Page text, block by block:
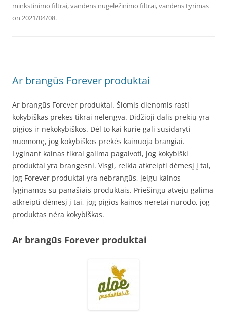
minkstinimo filtrai,vandens nugeležinimo filtrai,vandens tyrimas
on 2021/04/08.
Ar brangūs Forever produktai
Ar brangūs Forever produktai. Šiomis dienomis rasti
kokybiškas prekes tikrai nelengva. Didžioji dalis prekių yra
pigios ir nekokybiškos. Dėl to kai kurie gali susidaryti
nuomonę, jog kokybiškos prekės kainuoja brangiai.
Lyginant kainas tikrai galima pagalvoti, jog kokybiški
produktai yra brangesni. Visgi, reikia atkreipti dėmesį į tai,
jog Forever produktai yra nebrangūs, jeigu kainos
lyginamos su panašiais produktais. Priešingu atveju galima
atkreipti dėmesį į tai, jog pigios kainos neretai nurodo, jog
produktas nėra kokybiškas.
Ar brangūs Forever produktai